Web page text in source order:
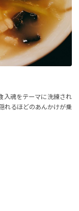
入魂をテーマに洗練され
れるほどのあんかけが乗